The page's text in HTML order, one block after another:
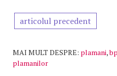
articolul precedent
MAI MULT DESPRE: plamani,
plamanilor